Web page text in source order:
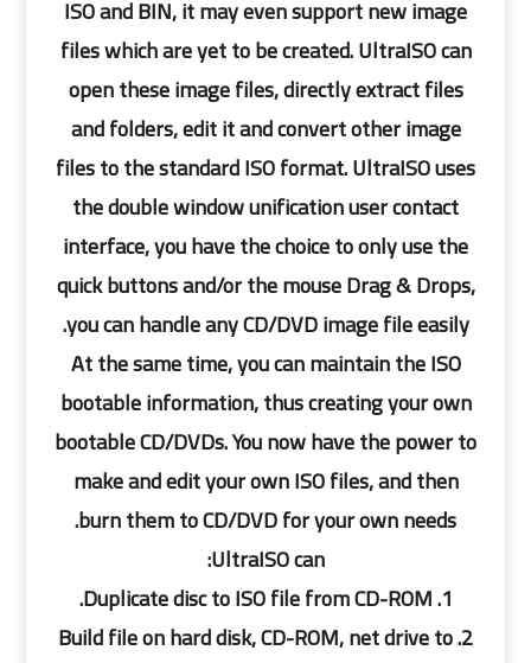
ISO and BIN, it may even support new image
files which are yet to be created. UltraISO can
open these image files, directly extract files
and folders, edit it and convert other image
files to the standard ISO format. UltraISO uses
the double window unification user contact
interface, you have the choice to only use the
quick buttons and/or the mouse Drag & Drops,
you can handle any CD/DVD image file easily.
At the same time, you can maintain the ISO
bootable information, thus creating your own
bootable CD/DVDs. You now have the power to
make and edit your own ISO files, and then
burn them to CD/DVD for your own needs.
UltraISO can:
1. Duplicate disc to ISO file from CD-ROM.
2. Build file on hard disk, CD-ROM, net drive to